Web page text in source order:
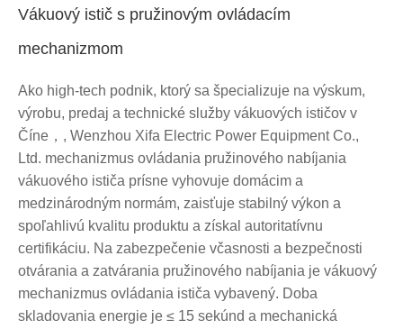
Vákuový istič s pružinovým ovládacím
mechanizmom
Ako high-tech podnik, ktorý sa špecializuje na výskum,
výrobu, predaj a technické služby vákuových ističov v
Číne，, Wenzhou Xifa Electric Power Equipment Co.,
Ltd. mechanizmus ovládania pružinového nabíjania
vákuového ističa prísne vyhovuje domácim a
medzinárodným normám, zaisťuje stabilný výkon a
spoľahlivú kvalitu produktu a získal autoritatívnu
certifikáciu. Na zabezpečenie včasnosti a bezpečnosti
otvárania a zatvárania pružinového nabíjania je vákuový
mechanizmus ovládania ističa vybavený. Doba
skladovania energie je ≤ 15 sekúnd a mechanická